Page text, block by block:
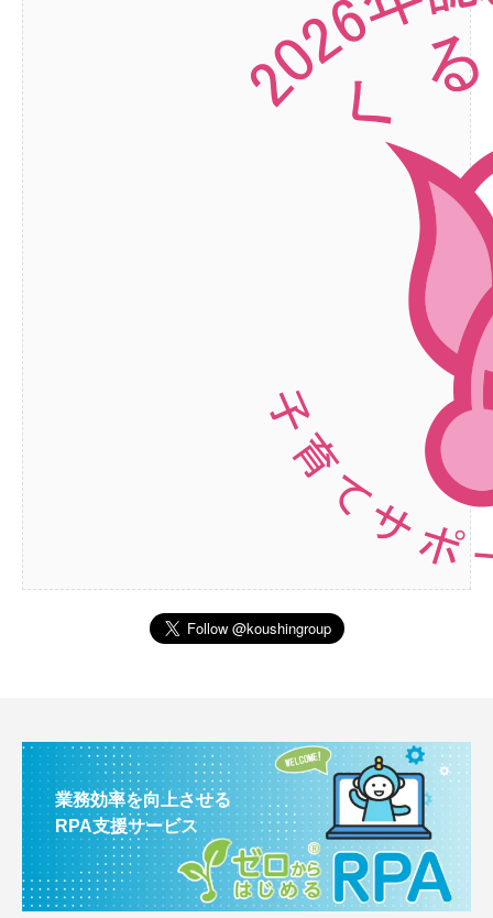
業務効率を向上させる
RPA支援サービス